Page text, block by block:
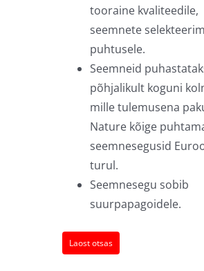
tooraine kvaliteedile,
seemnete
puhtusele.
Seemneid
põhjalikult koguni
mille tulemusena
Nature kõige
seemnesegusid
turul.
Seemnesegu sobib
suurpapagoidele.
Laost otsas